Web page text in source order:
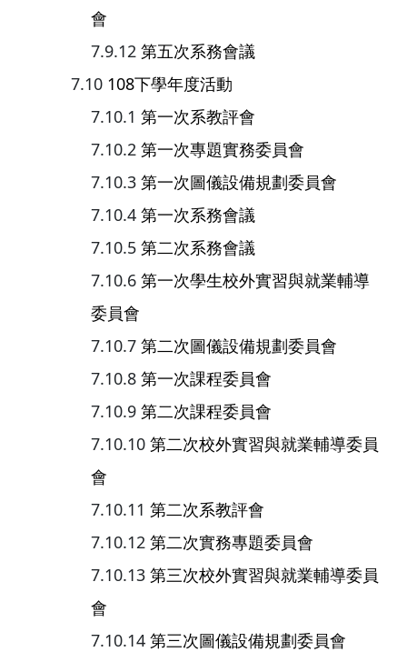
會
第五次系務會議
108下學年度活動
第一次系教評會
第一次專題實務委員會
第一次圖儀設備規劃委員會
第一次系務會議
第二次系務會議
第一次學生校外實習與就業輔導
委員會
第二次圖儀設備規劃委員會
第一次課程委員會
第二次課程委員會
第二次校外實習與就業輔導委員
會
第二次系教評會
第二次實務專題委員會
第三次校外實習與就業輔導委員
會
第三次圖儀設備規劃委員會